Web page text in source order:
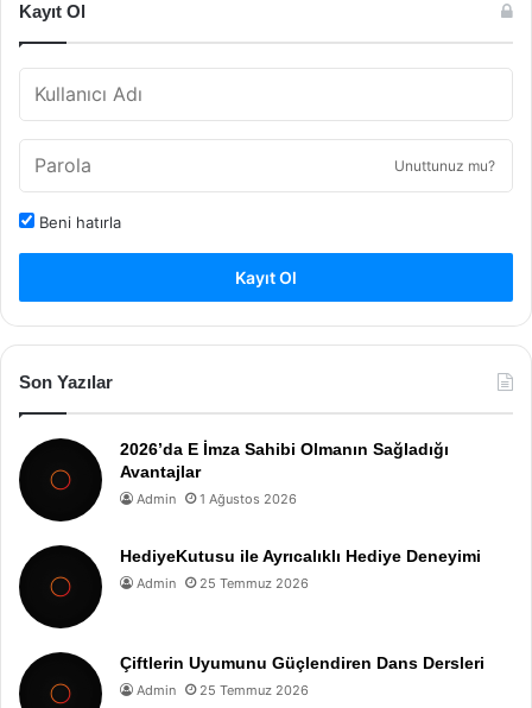
Kayıt Ol
Unuttunuz mu?
Beni hatırla
Kayıt Ol
Son Yazılar
2026’da E İmza Sahibi Olmanın Sağladığı
Avantajlar
Admin 1 Ağustos 2026
HediyeKutusu ile Ayrıcalıklı Hediye Deneyimi
Admin 25 Temmuz 2026
Çiftlerin Uyumunu Güçlendiren Dans Dersleri
Admin 25 Temmuz 2026